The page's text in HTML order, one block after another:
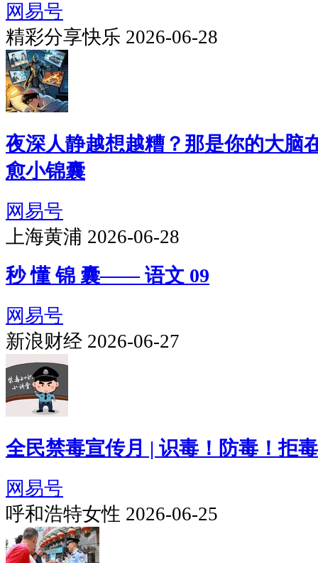
网易号
精彩分享快乐 2026-06-28
夜深人静越想越糟？那是你的大脑
愈小锦囊
网易号
上海黄浦 2026-06-28
秒 懂 锦 囊—— 语文 09
网易号
新浪财经 2026-06-27
全民禁毒宣传月 | 识毒！防毒！拒
网易号
呼和浩特女性 2026-06-25